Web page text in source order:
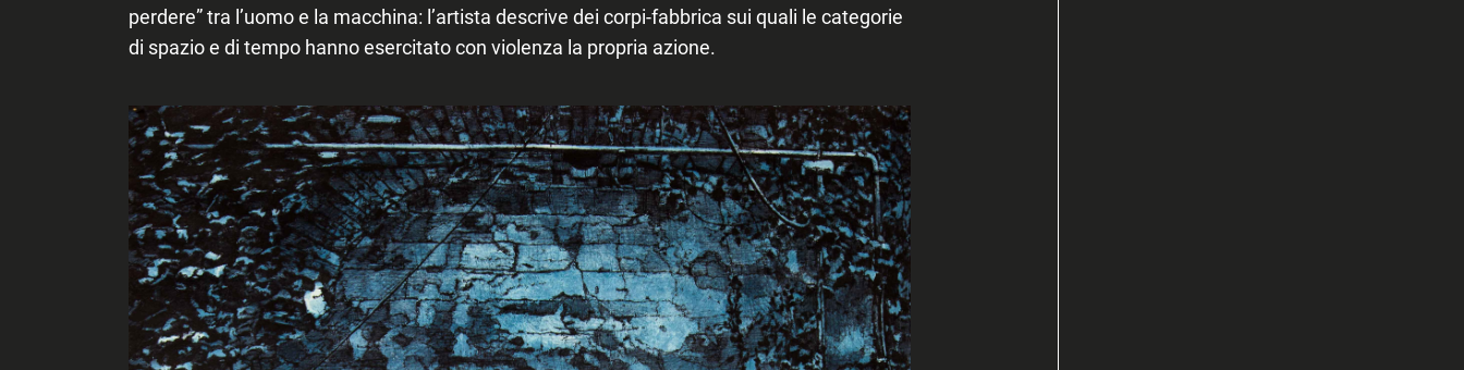
perdere” tra l’uomo e la macchina: l’artista descrive dei corpi-fabbrica sui quali le categorie
di spazio e di tempo hanno esercitato con violenza la propria azione.